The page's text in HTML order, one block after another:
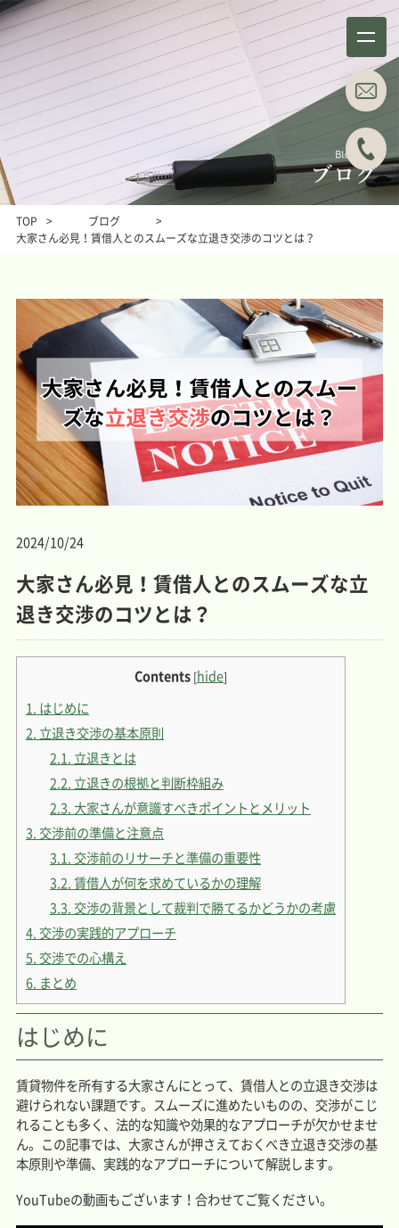
事務所概要
About
事例紹介
ブログ
お問い合わせ
業務分野
Business field
所属弁護士
主な料金表
Main Price list
アクセス
TOP > ブログ
>
大家さん必見！賃借人とのスムーズな立退き交渉のコツとは？
2024/10/24
大家さん必見！賃借人とのスムーズな立
退き交渉のコツとは？
Contents [hide]
1. はじめに
2. 立退き交渉の基本原則
2.1. 立退きとは
2.2. 立退きの根拠と判断枠組み
2.3. 大家さんが意識すべきポイントとメリット
3. 交渉前の準備と注意点
3.1. 交渉前のリサーチと準備の重要性
3.2.賃借人が何を求めているかの理解
3.3. 交渉の背景として裁判で勝てるかどうかの考慮
4. 交渉の実践的アプローチ
5. 交渉での心構え
6. まとめ
はじめに
賃貸物件を所有する大家さんにとって、賃借人との立退き交渉は
避けられない課題です。スムーズに進めたいものの、交渉がこじ
れることも多く、法的な知識や効果的なアプローチが欠かせませ
ん。この記事では、大家さんが押さえておくべき立退き交渉の基
本原則や準備、実践的なアプローチについて解説します。
YouTubeの動画もございます！合わせてご覧ください。